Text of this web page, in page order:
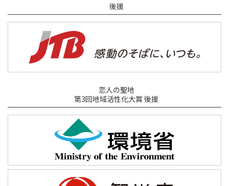
後援
恋人の聖地
第3回地域活性化大賞 後援